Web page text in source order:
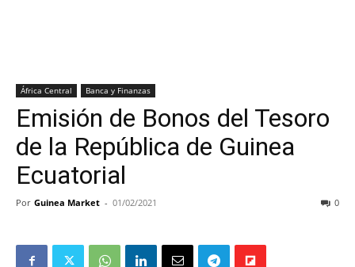
África Central Banca y Finanzas
Emisión de Bonos del Tesoro
de la República de Guinea
Ecuatorial
Por Guinea Market - 01/02/2021 0